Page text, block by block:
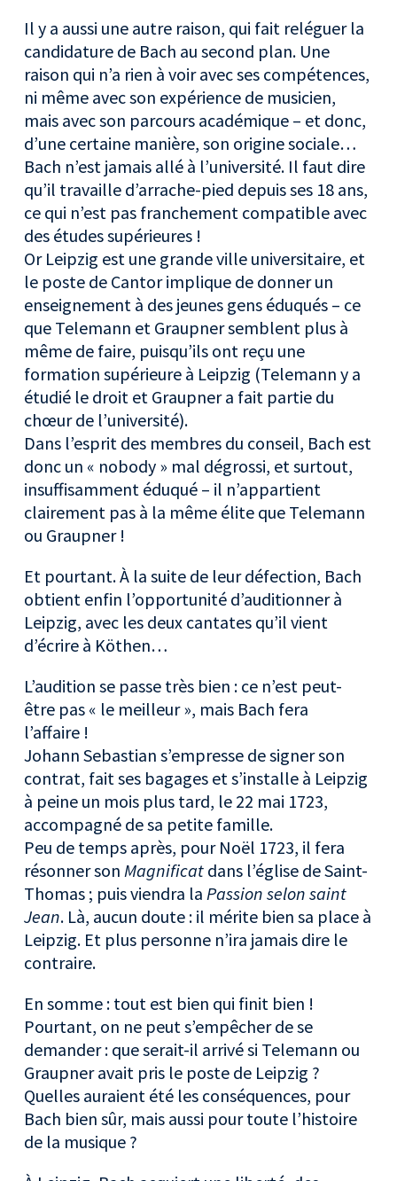
Il y a aussi une autre raison, qui fait reléguer la
candidature de Bach au second plan. Une
raison qui n’a rien à voir avec ses compétences,
ni même avec son expérience de musicien,
mais avec son parcours académique – et donc,
d’une certaine manière, son origine sociale…
Bach n’est jamais allé à l’université. Il faut dire
qu’il travaille d’arrache-pied depuis ses 18 ans,
ce qui n’est pas franchement compatible avec
des études supérieures !
Or Leipzig est une grande ville universitaire, et
le poste de Cantor implique de donner un
enseignement à des jeunes gens éduqués – ce
que Telemann et Graupner semblent plus à
même de faire, puisqu’ils ont reçu une
formation supérieure à Leipzig (Telemann y a
étudié le droit et Graupner a fait partie du
chœur de l’université).
Dans l’esprit des membres du conseil, Bach est
donc un « nobody » mal dégrossi, et surtout,
insuffisamment éduqué – il n’appartient
clairement pas à la même élite que Telemann
ou Graupner !
Et pourtant. À la suite de leur défection, Bach
obtient enfin l’opportunité d’auditionner à
Leipzig, avec les deux cantates qu’il vient
d’écrire à Köthen…
L’audition se passe très bien : ce n’est peut-
être pas « le meilleur », mais Bach fera
l’affaire !
Johann Sebastian s’empresse de signer son
contrat, fait ses bagages et s’installe à Leipzig
à peine un mois plus tard, le 22 mai 1723,
accompagné de sa petite famille.
Peu de temps après, pour Noël 1723, il fera
résonner sonMagnificat dans l’église de Saint-
Thomas ; puis viendra laPassion selon saint
Jean. Là, aucun doute : il mérite bien sa place à
Leipzig. Et plus personne n’ira jamais dire le
contraire.
En somme : tout est bien qui finit bien !
Pourtant, on ne peut s’empêcher de se
demander : que serait-il arrivé si Telemann ou
Graupner avait pris le poste de Leipzig ?
Quelles auraient été les conséquences, pour
Bach bien sûr, mais aussi pour toute l’histoire
de la musique ?